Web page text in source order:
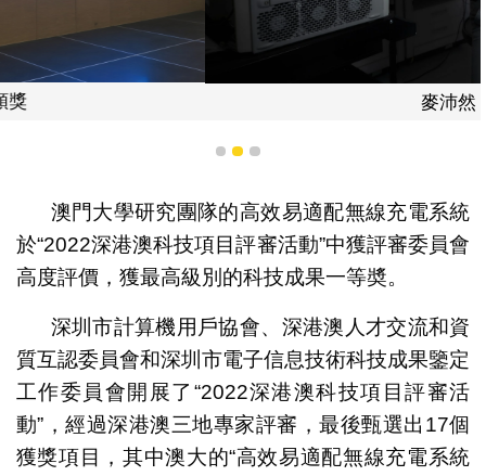
1 2 3
澳門大學研究團隊的高效易適配無線充電系統
於“2022深港澳科技項目評審活動”中獲評審委員會
高度評價，獲最高級別的科技成果一等奬。
深圳市計算機用戶協會、深港澳人才交流和資
質互認委員會和深圳市電子信息技術科技成果鑒定
工作委員會開展了“2022深港澳科技項目評審活
動”，經過深港澳三地專家評審，最後甄選出17個
獲獎項目，其中澳大的“高效易適配無線充電系統